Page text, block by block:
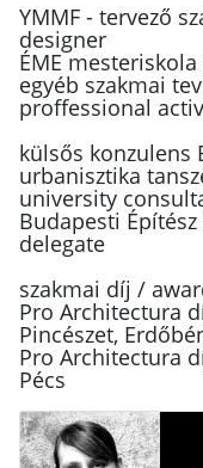
YMMF - tervező
designer
ÉME
egyéb szakmai
proffessional
külsős konzulens
urbanisztika
university
Budapesti
delegate
szakmai díj /
Pro Architectura
Pincészet,
Pro Architectura
Pécs